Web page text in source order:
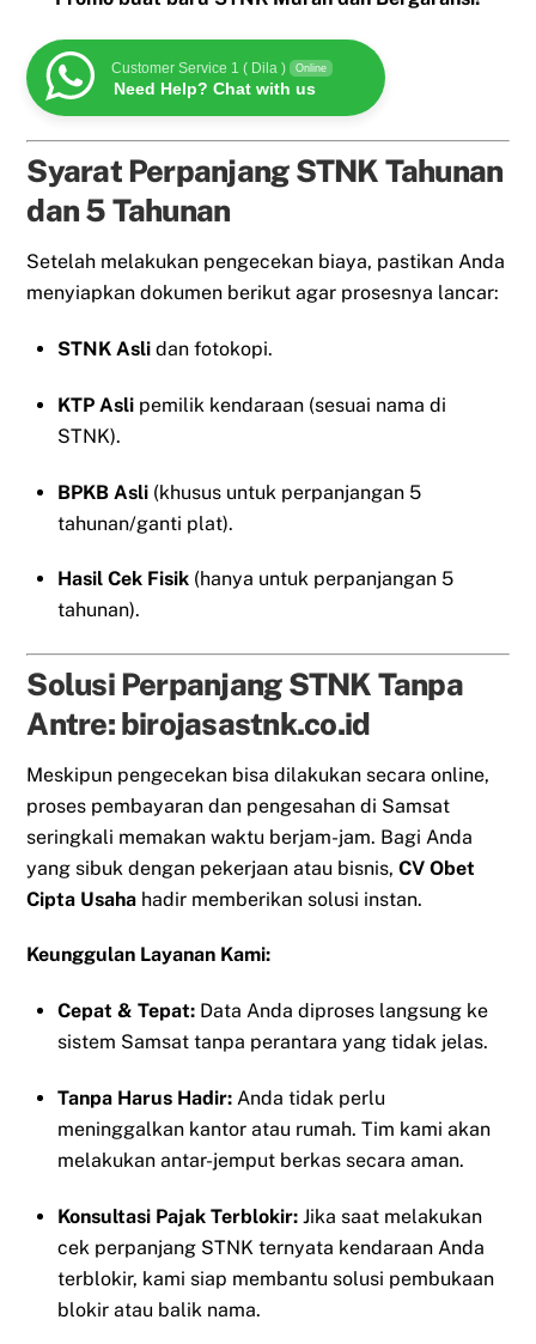
Customer Service 1 ( Dila ) Online
Need Help? Chat with us
Syarat Perpanjang STNK Tahunan
dan 5 Tahunan
Setelah melakukan pengecekan biaya, pastikan Anda
menyiapkan dokumen berikut agar prosesnya lancar:
STNK Asli dan fotokopi.
KTP Asli pemilik kendaraan (sesuai nama di
STNK).
BPKB Asli (khusus untuk perpanjangan 5
tahunan/ganti plat).
Hasil Cek Fisik (hanya untuk perpanjangan 5
tahunan).
Solusi Perpanjang STNK Tanpa
Antre: birojasastnk.co.id
Meskipun pengecekan bisa dilakukan secara online,
proses pembayaran dan pengesahan di Samsat
seringkali memakan waktu berjam-jam. Bagi Anda
yang sibuk dengan pekerjaan atau bisnis,CV Obet
Cipta Usaha hadir memberikan solusi instan.
Keunggulan Layanan Kami:
Cepat & Tepat: Data Anda diproses langsung ke
sistem Samsat tanpa perantara yang tidak jelas.
Tanpa Harus Hadir: Anda tidak perlu
meninggalkan kantor atau rumah. Tim kami akan
melakukan antar-jemput berkas secara aman.
Konsultasi Pajak Terblokir: Jika saat melakukan
cek perpanjang STNK ternyata kendaraan Anda
terblokir, kami siap membantu solusi pembukaan
blokir atau balik nama.